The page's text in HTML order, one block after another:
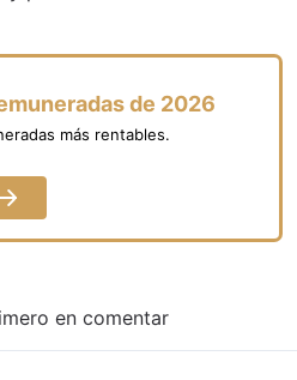
de 2026
más rentables.
en comentar